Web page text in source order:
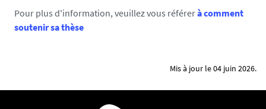
STT.
Le centre de documentation de DCS est ouvert du
propre(votre date de naissance au format
créé dès votre arrivée en doctorat. En
Pour plus d'information, veuillez vous référerà comment
soutenir sa thèse
Mis à jour le 04 juin 2026.